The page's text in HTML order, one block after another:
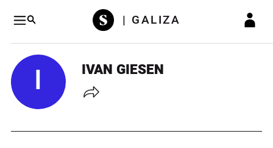
| GALIZA
I IVAN GIESEN